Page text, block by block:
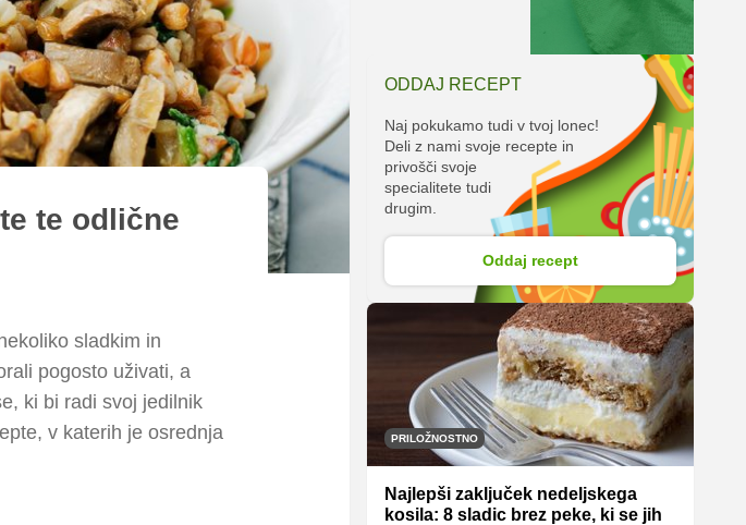
te odlične
sladkim in
pogosto uživati, a
ki bi radi svoj jedilnik
v katerih je osrednja
ODDAJ RECEPT
Naj pokukamo tudi v tvoj lonec!
Deli z nami svoje recepte in
privošči svoje
specialitete tudi
drugim.
Oddaj recept
PRILOŽNOSTNO
Najlepši zaključek nedeljskega
kosila: 8 sladic brez peke, ki se jih